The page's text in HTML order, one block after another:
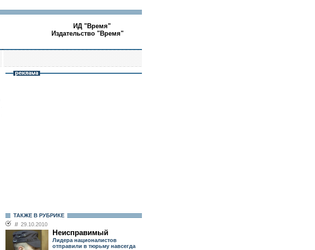
ИД "Время"
Издательство "Время"
ТАКЖЕ В РУБРИКЕ
// 29.10.2010
Неисправимый
Лидера националистов
отправили в тюрьму навсегда